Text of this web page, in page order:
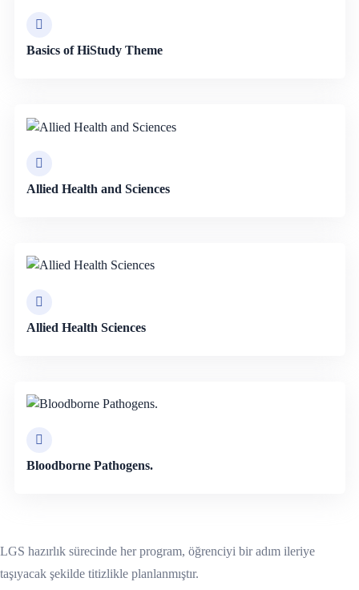
Basics of HiStudy Theme
Allied Health and Sciences
Allied Health Sciences
Bloodborne Pathogens.
LGS hazırlık sürecinde her program, öğrenciyi bir adım ileriye
taşıyacak şekilde titizlikle planlanmıştır.